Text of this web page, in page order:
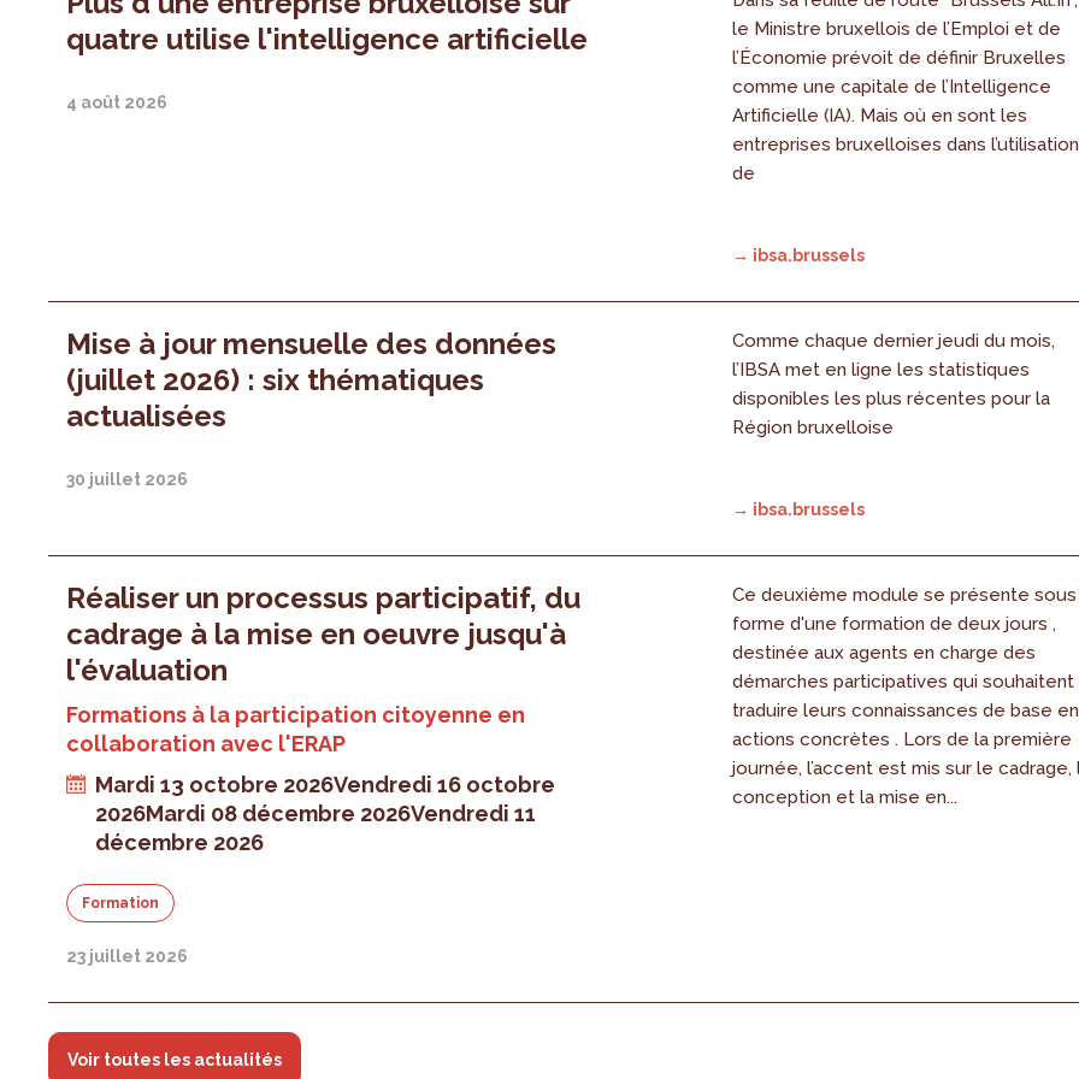
quatre utilise l'intelligence artificielle
4 août 2026
le Ministre bruxellois de l’Emploi et de
l’Économie prévoit de définir Bruxelles
comme une capitale de l’Intelligence
Artificielle (IA). Mais où en sont les
entreprises bruxelloises dans l’utilisation
de
→ ibsa.brussels
Mise à jour mensuelle des données
(juillet 2026) : six thématiques
actualisées
30 juillet 2026
Comme chaque dernier jeudi du mois,
l’IBSA met en ligne les statistiques
disponibles les plus récentes pour la
Région bruxelloise
→ ibsa.brussels
Réaliser un processus participatif, du
cadrage à la mise en oeuvre jusqu'à
l'évaluation
Formations à la participation citoyenne en
collaboration avec l'ERAP
Mardi 13 octobre 2026Vendredi 16 octobre
2026Mardi 08 décembre 2026Vendredi 11
décembre 2026
Formation
23 juillet 2026
Ce deuxième module se présente sous
forme d'une formation de deux jours ,
destinée aux agents en charge des
démarches participatives qui souhaitent
traduire leurs connaissances de base en
actions concrètes . Lors de la première
journée, l’accent est mis sur le cadrage,
conception et la mise en...
Voir toutes les actualités